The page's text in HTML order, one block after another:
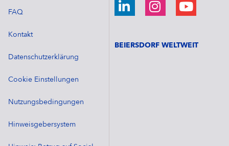
FAQ
Kontakt
Datenschutzerklärung
Cookie Einstellungen
Nutzungsbedingungen
Hinweisgebersystem
BEIERSDORF WELTWEIT